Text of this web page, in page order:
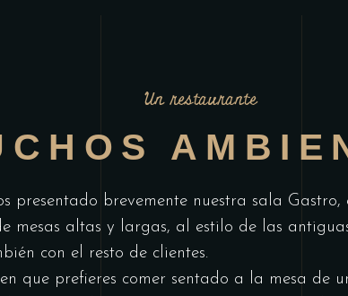
Un restaurante
presentado brevemente nuestra sala
mesas altas y largas, al estilo de las
con el resto de clientes.
que prefieres comer sentado a la mesa de